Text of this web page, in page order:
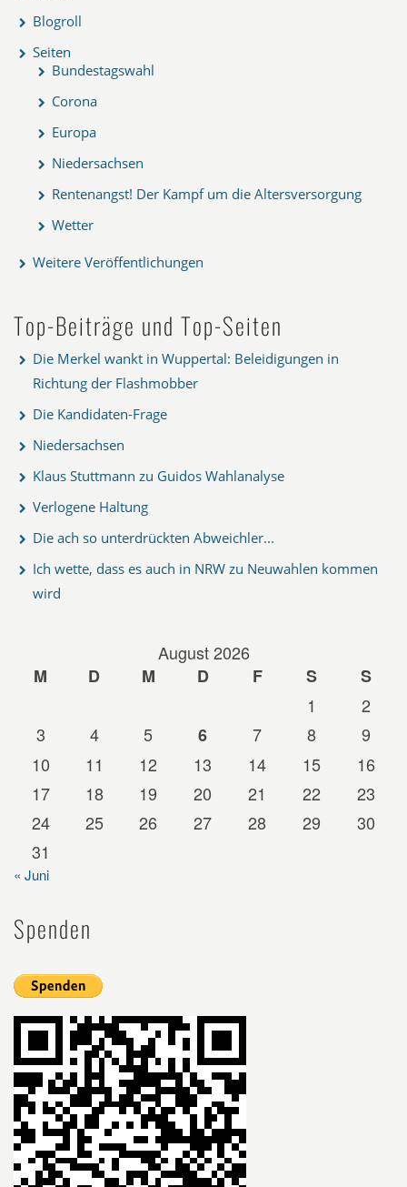
Blogroll
Seiten
Bundestagswahl
Corona
Europa
Niedersachsen
Rentenangst! Der Kampf um die Altersversorgung
Wetter
Weitere Veröffentlichungen
Top-Beiträge und Top-Seiten
Die Merkel wankt in Wuppertal: Beleidigungen in
Richtung der Flashmobber
Die Kandidaten-Frage
Niedersachsen
Klaus Stuttmann zu Guidos Wahlanalyse
Verlogene Haltung
Die ach so unterdrückten Abweichler...
Ich wette, dass es auch in NRW zu Neuwahlen kommen
wird
August 2026
M
D M D F S
S
1
2
3
4 5 6 7 8
9
10
11 12 13 14 15
16
17
18 19 20 21 22
23
24
25 26 27 28 29
30
31
« Juni
Spenden